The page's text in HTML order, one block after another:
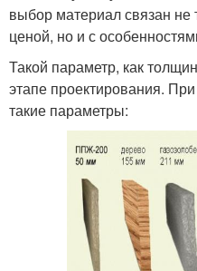
выбор материал связан не
ценой, но и с
Такой параметр, как
этапе проектирования.
такие параметры: